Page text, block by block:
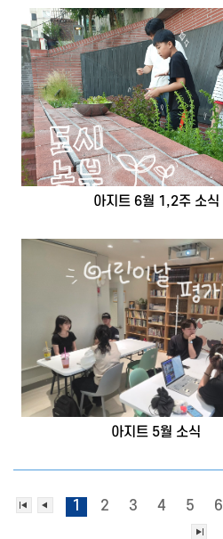
아지트 6월 1,2주 소식
아지트 5월 소식
1 2 3 4 5 6